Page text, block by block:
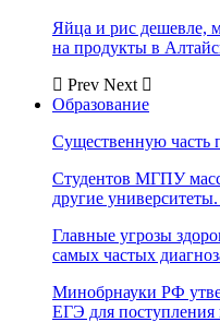
Яйца и рис дешевле,
на продукты в
Prev Next
Образование
Существенную часть
Студентов МГПУ
другие
Главные угрозы
самых частых
Минобрнауки РФ
ЕГЭ для